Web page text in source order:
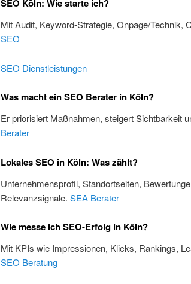
SEO Köln: Wie starte ich?
Mit Audit, Keyword-Strategie, Onpage/Technik,
SEO
SEO Dienstleistungen
Was macht ein SEO Berater in Köln?
Er priorisiert Maßnahmen, steigert Sichtbarkeit
Berater
Lokales SEO in Köln: Was zählt?
Unternehmensprofil, Standortseiten,
Relevanzsignale. SEA Berater
Wie messe ich SEO-Erfolg in Köln?
Mit KPIs wie Impressionen, Klicks, Rankings,
SEO Beratung